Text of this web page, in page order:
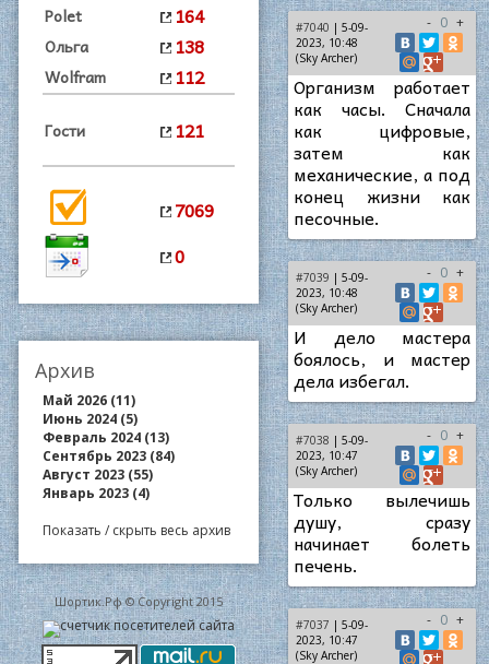
Polet 164
Ольга 138
Wolfram 112
Гости 121
7069
0
Архив
Май 2026 (11)
Июнь 2024 (5)
Февраль 2024 (13)
Сентябрь 2023 (84)
Август 2023 (55)
Январь 2023 (4)
Показать / скрыть весь архив
Шортик.Рф © Copyright 2015
#7040 | 5-09-
2023, 10:48
(Sky Archer)
- 0 +
Организм работает
как часы. Сначала
как цифровые,
затем как
механические, а под
конец жизни как
песочные.
#7039 | 5-09-
2023, 10:48
(Sky Archer)
- 0 +
И дело мастера
боялось, и мастер
дела избегал.
#7038 | 5-09-
2023, 10:47
(Sky Archer)
- 0 +
Только вылечишь
душу, сразу
начинает болеть
печень.
#7037 | 5-09-
2023, 10:47
(Sky Archer)
- 0 +